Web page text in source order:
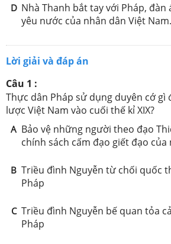
D Nhà Thanh bắt tay với Pháp,
yêu nước của nhân dân Việt Nam.
Lời giải và đáp án
Câu 1 :
Thực dân Pháp sử dụng duyên cớ gì
lược Việt Nam vào cuối thế kỉ XIX?
A Bảo vệ những người theo đạo
chính sách cấm đạo giết đạo của
B Triều đình Nguyễn từ chối quốc
Pháp
C Triều đình Nguyễn bế quan tỏa
Pháp